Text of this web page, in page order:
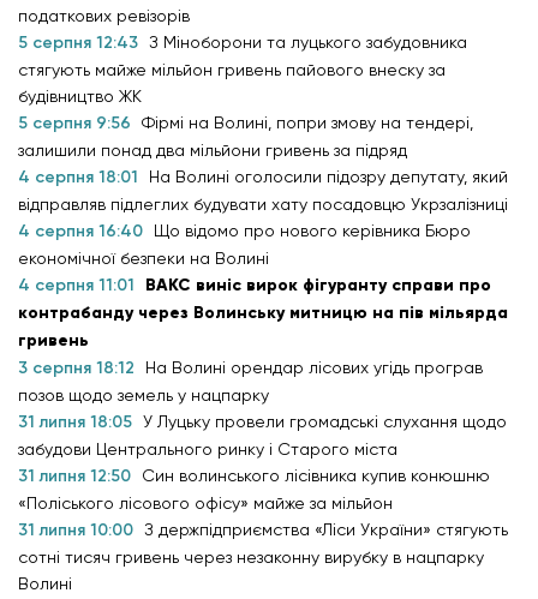
податкових ревізорів
5 серпня 12:43 З Міноборони та луцького забудовника
стягують майже мільйон гривень пайового внеску за
будівництво ЖК
5 серпня 9:56
Фірмі на Волині, попри змову на тендері,
залишили понад два мільйони гривень за підряд
4 серпня 18:01
На Волині оголосили підозру депутату, який
відправляв підлеглих будувати хату посадовцю Укрзалізниці
4 серпня 16:40
Що відомо про нового керівника Бюро
економічної безпеки на Волині
4 серпня 11:01
ВАКС виніс вирок фігуранту справи про
контрабанду через Волинську митницю на пів мільярда
гривень
3 серпня 18:12
На Волині орендар лісових угідь програв
позов щодо земель у нацпарку
31 липня 18:05 У Луцьку провели громадські слухання щодо
забудови Центрального ринку і Старого міста
31 липня 12:50
Син волинського лісівника купив конюшню
«Поліського лісового офісу» майже за мільйон
31 липня 10:00 З держпідприємства «Ліси України» стягують
сотні тисяч гривень через незаконну вирубку в нацпарку
Волині